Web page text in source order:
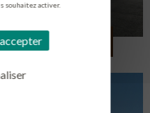
souhaitez activer.